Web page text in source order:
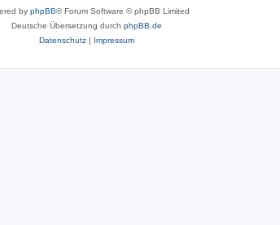
by phpBB® Forum Software © phpBB Limited
Deutsche Übersetzung durch phpBB.de
Datenschutz| Impressum